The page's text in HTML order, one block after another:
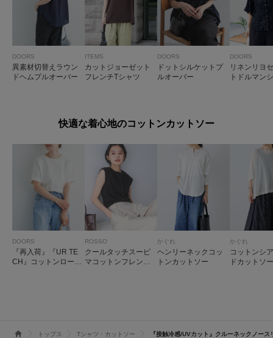
DOORS
異素材切替えラウン
ドヘムプルオーバー
ITEMS
カットジョーゼット
フレンチTシャツ
DOORS
ドットシルケットプ
ルオーバー
DOORS
リネンリヨ
トドルマン
快適な着心地のコットンカットソー
DOORS
『再入荷』『UR TE
CH』コットンロール
ROSSO
クールタッチスーピ
マコットンフレンチT
かぐれ
ヘンリーネックコッ
トンカットソー
かぐれ
コットンシ
ドカットソー
トップス Tシャツ・カットソー 『接触冷感/UVカット』クルーネックノース